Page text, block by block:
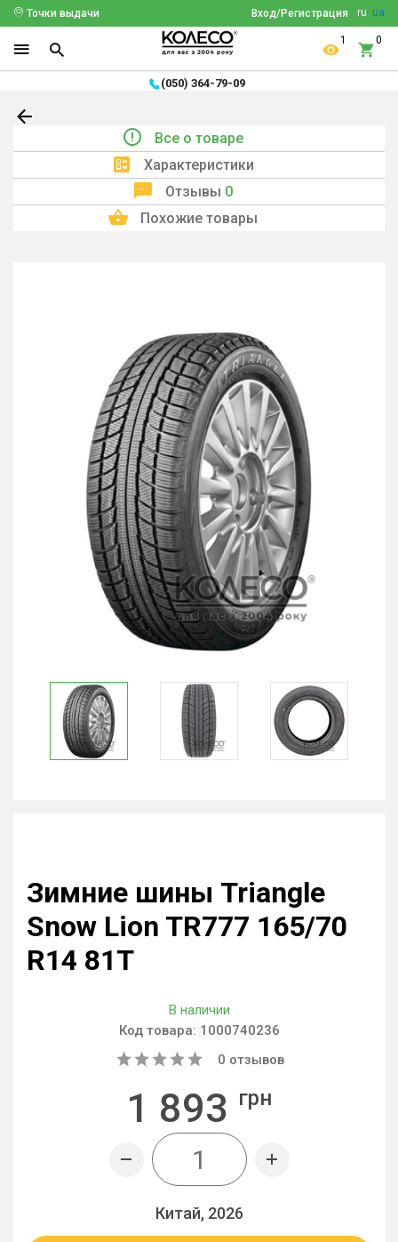
ru ua
Вход/Регистрация
Точки выдачи
1 0
(050) 364-79-09
Все о товаре
Характеристики
Отзывы 0
Похожие товары
Зимние шины Triangle
Snow Lion TR777 165/70
R14 81T
В наличии
Код товара: 1000740236
0 отзывов
1 893 грн
Китай, 2026